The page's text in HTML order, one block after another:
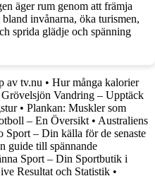
äger rum genom att främja
invånarna, öka turismen,
sprida glädje och spänning
av tv.nu • Hur många kalorier
Grövelsjön Vandring – Upptäck
• Plankan: Muskler som
– En Översikt • Australiens
Sport – Din källa för de senaste
guide till spännande
Sport – Din Sportbutik i
Resultat och Statistik •